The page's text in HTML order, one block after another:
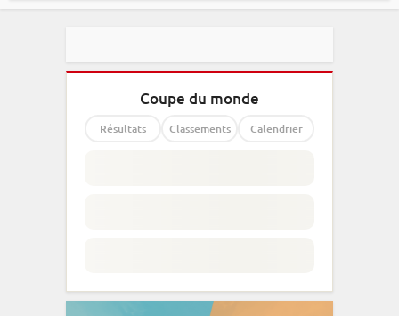
Coupe du monde
Résultats Classements Calendrier